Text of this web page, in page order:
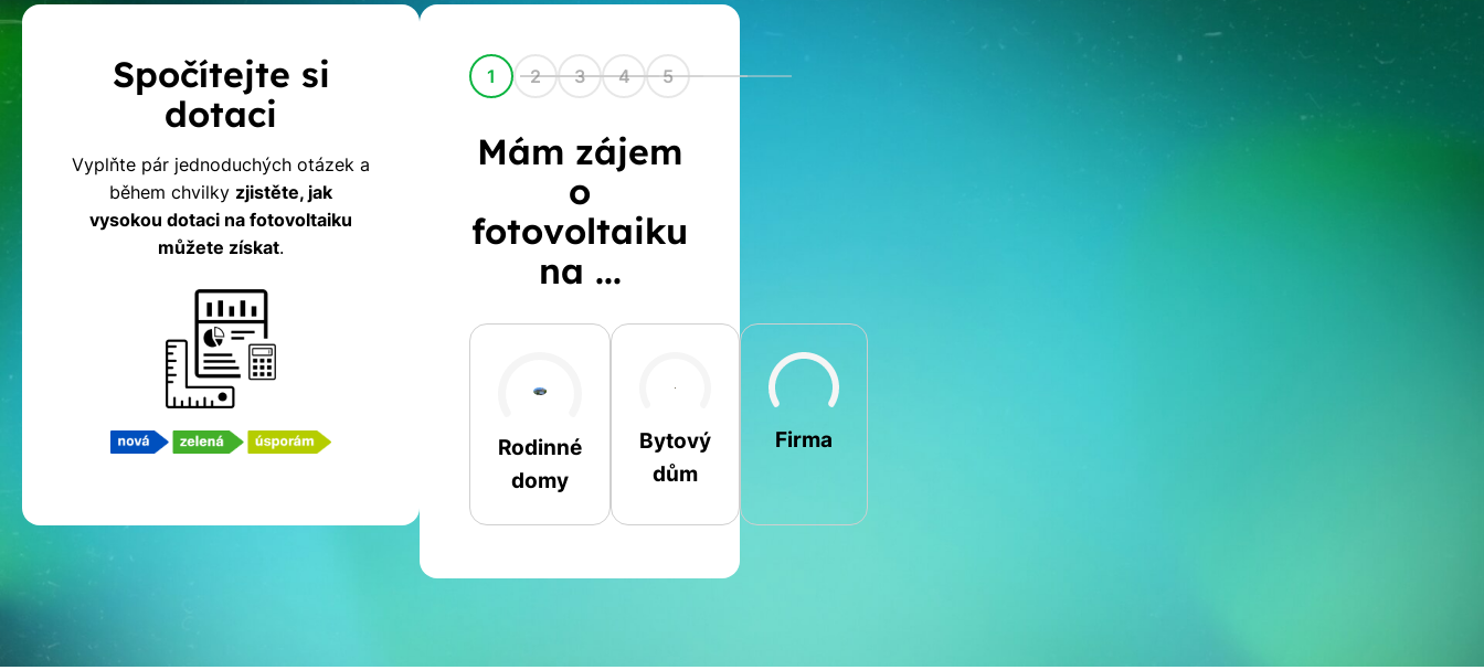
Kalkulačka
dotací
na
fotovoltaiku
Spočítejte si
dotaci
Vyplňte pár jednoduchých otázek a
během chvilky zjistěte, jak
vysokou dotaci na fotovoltaiku
můžete získat.
1 2 3 4 5
Mám zájem
o
fotovoltaiku
na ...
Rodinné
domy
Bytový
dům
Firma
Jiná
Jméno a příjmení
Telefon